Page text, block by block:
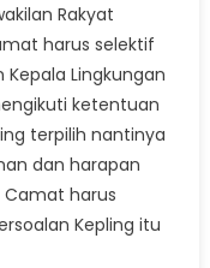
Rakyat
harus selektif
Lingkungan
ketentuan
terpilih nantinya
dan harapan
Camat harus
Kepling itu